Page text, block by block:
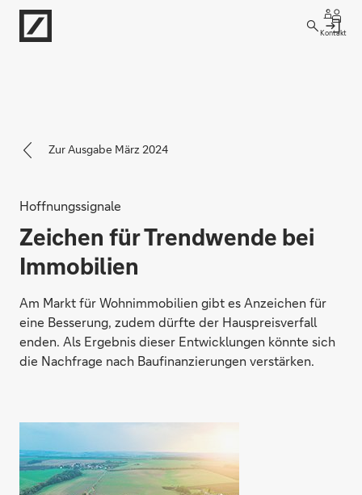
Kontakt
Zur Ausgabe März 2024
Hoffnungssignale
Zeichen für Trendwende bei
Immobilien
Am Markt für Wohnimmobilien gibt es Anzeichen für
eine Besserung, zudem dürfte der Hauspreisverfall
enden. Als Ergebnis dieser Entwicklungen könnte sich
die Nachfrage nach Baufinanzierungen verstärken.